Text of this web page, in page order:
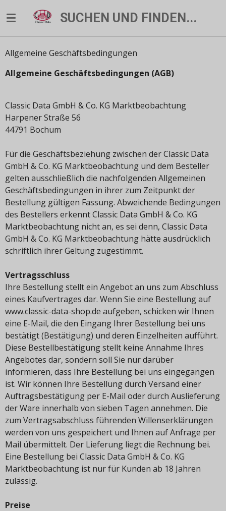
Hauptinhalt
springen
SUCHEN UND FINDEN...
Allgemeine Geschäftsbedingungen
Allgemeine Geschäftsbedingungen (AGB)
Classic Data GmbH & Co. KG Marktbeobachtung
Harpener Straße 56
44791 Bochum
Für die Geschäftsbeziehung zwischen der Classic Data
GmbH & Co. KG Marktbeobachtung und dem Besteller
gelten ausschließlich die nachfolgenden Allgemeinen
Geschäftsbedingungen in ihrer zum Zeitpunkt der
Bestellung gültigen Fassung. Abweichende Bedingungen
des Bestellers erkennt Classic Data GmbH & Co. KG
Marktbeobachtung nicht an, es sei denn, Classic Data
GmbH & Co. KG Marktbeobachtung hätte ausdrücklich
schriftlich ihrer Geltung zugestimmt.
Vertragsschluss
Ihre Bestellung stellt ein Angebot an uns zum Abschluss
eines Kaufvertrages dar. Wenn Sie eine Bestellung auf
www.classic-data-shop.de aufgeben, schicken wir Ihnen
eine E-Mail, die den Eingang Ihrer Bestellung bei uns
bestätigt (Bestätigung) und deren Einzelheiten aufführt.
Diese Bestellbestätigung stellt keine Annahme Ihres
Angebotes dar, sondern soll Sie nur darüber
informieren, dass Ihre Bestellung bei uns eingegangen
ist. Wir können Ihre Bestellung durch Versand einer
Auftragsbestätigung per E-Mail oder durch Auslieferung
der Ware innerhalb von sieben Tagen annehmen. Die
zum Vertragsabschluss führenden Willenserklärungen
werden von uns gespeichert und Ihnen auf Anfrage per
Mail übermittelt. Der Lieferung liegt die Rechnung bei.
Eine Bestellung bei Classic Data GmbH & Co. KG
Marktbeobachtung ist nur für Kunden ab 18 Jahren
zulässig.
Preise